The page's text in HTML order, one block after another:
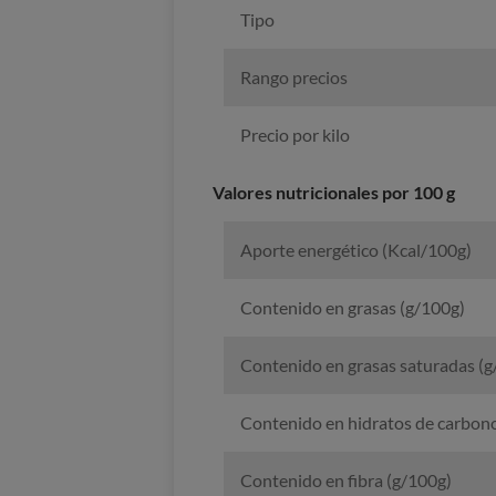
Tipo
Rango precios
Precio por kilo
Valores nutricionales por 100 g
Aporte energético (Kcal/100g)
Contenido en grasas (g/100g)
Contenido en grasas saturadas
Contenido en hidratos de
Contenido en fibra (g/100g)